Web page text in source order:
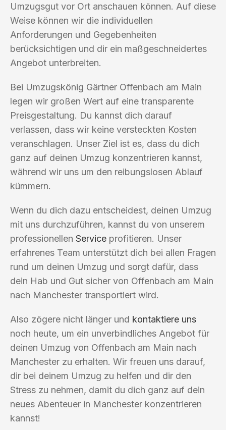
Umzugsgut vor Ort anschauen können. Auf diese
Weise können wir die individuellen
Anforderungen und Gegebenheiten
berücksichtigen und dir ein maßgeschneidertes
Angebot unterbreiten.
Bei Umzugskönig Gärtner Offenbach am Main
legen wir großen Wert auf eine transparente
Preisgestaltung. Du kannst dich darauf
verlassen, dass wir keine versteckten Kosten
veranschlagen. Unser Ziel ist es, dass du dich
ganz auf deinen Umzug konzentrieren kannst,
während wir uns um den reibungslosen Ablauf
kümmern.
Wenn du dich dazu entscheidest, deinen Umzug
mit uns durchzuführen, kannst du von unserem
professionellen Service profitieren. Unser
erfahrenes Team unterstützt dich bei allen Fragen
rund um deinen Umzug und sorgt dafür, dass
dein Hab und Gut sicher von Offenbach am Main
nach Manchester transportiert wird.
Also zögere nicht länger und kontaktiere uns
noch heute, um ein unverbindliches Angebot für
deinen Umzug von Offenbach am Main nach
Manchester zu erhalten. Wir freuen uns darauf,
dir bei deinem Umzug zu helfen und dir den
Stress zu nehmen, damit du dich ganz auf dein
neues Abenteuer in Manchester konzentrieren
kannst!